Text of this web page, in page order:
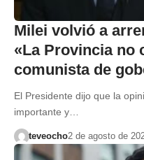
Milei volvió a
«La Provincia no
comunista de
El Presidente dijo que la
importante y…
teveocho2 de agosto de